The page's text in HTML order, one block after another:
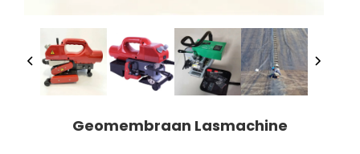
Geomembraan Lasmachine